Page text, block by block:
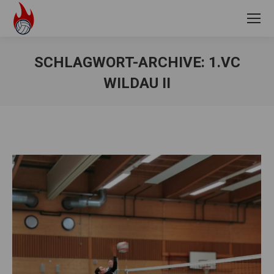
SCHLAGWORT-ARCHIVE: 1.VC
WILDAU II